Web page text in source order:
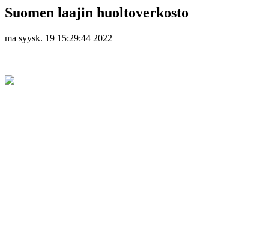
Suomen laajin huoltoverkosto
ma syysk. 19 15:29:44 2022